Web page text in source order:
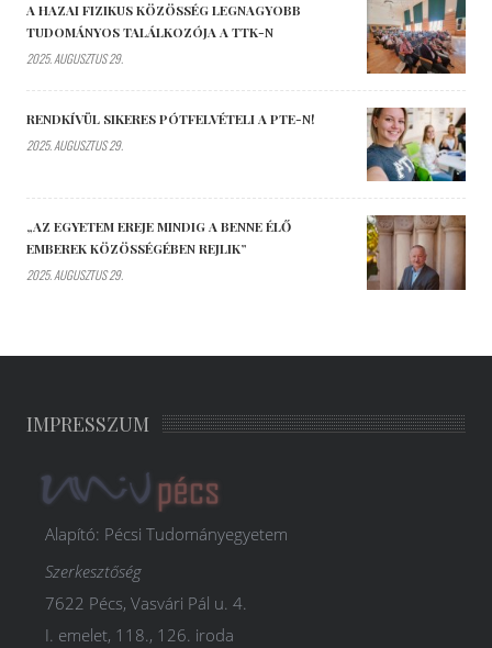
A HAZAI FIZIKUS KÖZÖSSÉG LEGNAGYOBB
TUDOMÁNYOS TALÁLKOZÓJA A TTK-N
2025. AUGUSZTUS 29.
RENDKÍVÜL SIKERES PÓTFELVÉTELI A PTE-N!
2025. AUGUSZTUS 29.
„AZ EGYETEM EREJE MINDIG A BENNE ÉLŐ
EMBEREK KÖZÖSSÉGÉBEN REJLIK”
2025. AUGUSZTUS 29.
IMPRESSZUM
Alapító: Pécsi Tudományegyetem
Szerkesztőség
7622 Pécs, Vasvári Pál u. 4.
I. emelet, 118., 126. iroda